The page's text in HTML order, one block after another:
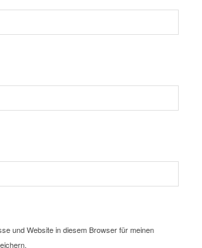
und Website in diesem Browser für meinen